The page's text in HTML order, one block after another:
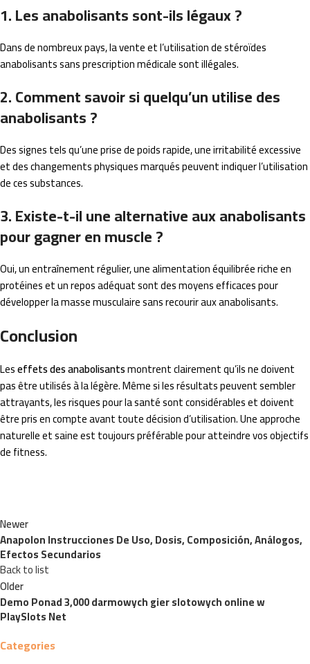
1. Les anabolisants sont-ils légaux ?
Dans de nombreux pays, la vente et l’utilisation de stéroïdes
anabolisants sans prescription médicale sont illégales.
2. Comment savoir si quelqu’un utilise des
anabolisants ?
Des signes tels qu’une prise de poids rapide, une irritabilité excessive
et des changements physiques marqués peuvent indiquer l’utilisation
de ces substances.
3. Existe-t-il une alternative aux anabolisants
pour gagner en muscle ?
Oui, un entraînement régulier, une alimentation équilibrée riche en
protéines et un repos adéquat sont des moyens efficaces pour
développer la masse musculaire sans recourir aux anabolisants.
Conclusion
Leseffets des anabolisantsmontrent clairement qu’ils ne doivent
pas être utilisés à la légère. Même si les résultats peuvent sembler
attrayants, les risques pour la santé sont considérables et doivent
être pris en compte avant toute décision d’utilisation. Une approche
naturelle et saine est toujours préférable pour atteindre vos objectifs
de fitness.
Newer
Anapolon Instrucciones De Uso, Dosis, Composición, Análogos,
Efectos Secundarios
Back to list
Older
Demo Ponad 3,000 darmowych gier slotowych online w
PlaySlots Net
Categories